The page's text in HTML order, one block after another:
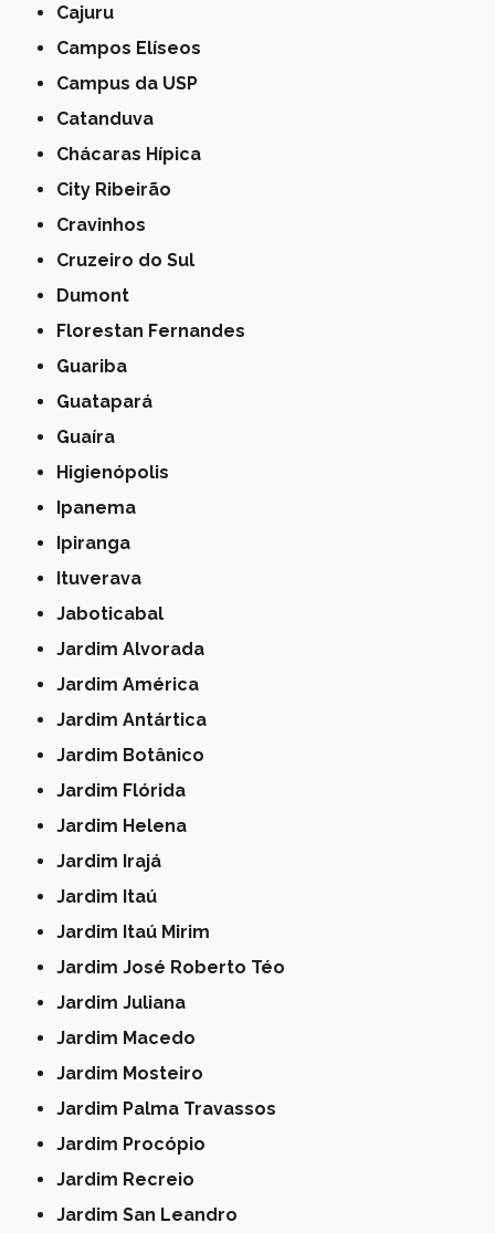
Cajuru
Campos Elíseos
Campus da USP
Catanduva
Chácaras Hípica
City Ribeirão
Cravinhos
Cruzeiro do Sul
Dumont
Florestan Fernandes
Guariba
Guatapará
Guaíra
Higienópolis
Ipanema
Ipiranga
Ituverava
Jaboticabal
Jardim Alvorada
Jardim América
Jardim Antártica
Jardim Botânico
Jardim Flórida
Jardim Helena
Jardim Irajá
Jardim Itaú
Jardim Itaú Mirim
Jardim José Roberto Téo
Jardim Juliana
Jardim Macedo
Jardim Mosteiro
Jardim Palma Travassos
Jardim Procópio
Jardim Recreio
Jardim San Leandro